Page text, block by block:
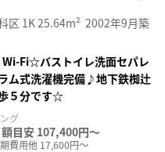
に入
り登
区 1K25.64m² 2002年9月築
Wi-Fi☆バストイレ洗面セパレ
ム式洗濯機完備♪地下鉄椥辻
５分です☆
グ
目安 107,400円～
費用他 17,600円～